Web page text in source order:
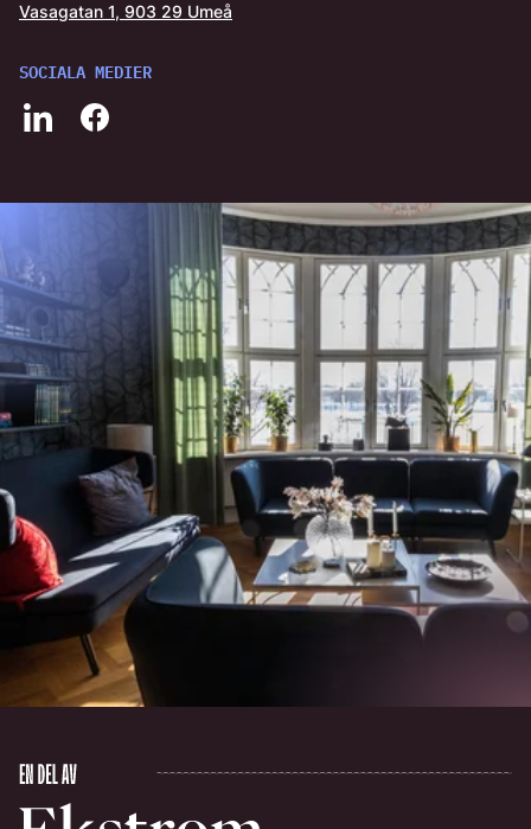
Vasagatan 1, 903 29 Umeå
SOCIALA MEDIER